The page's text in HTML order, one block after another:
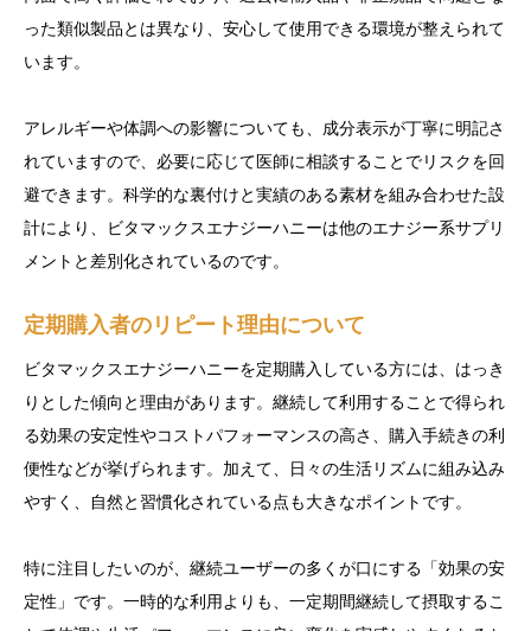
った類似製品とは異なり、安心して使用できる環境が整えられて
います。
アレルギーや体調への影響についても、成分表示が丁寧に明記さ
れていますので、必要に応じて医師に相談することでリスクを回
避できます。科学的な裏付けと実績のある素材を組み合わせた設
計により、ビタマックスエナジーハニーは他のエナジー系サプリ
メントと差別化されているのです。
定期購入者のリピート理由について
ビタマックスエナジーハニーを定期購入している方には、はっき
りとした傾向と理由があります。継続して利用することで得られ
る効果の安定性やコストパフォーマンスの高さ、購入手続きの利
便性などが挙げられます。加えて、日々の生活リズムに組み込み
やすく、自然と習慣化されている点も大きなポイントです。
特に注目したいのが、継続ユーザーの多くが口にする「効果の安
定性」です。一時的な利用よりも、一定期間継続して摂取するこ